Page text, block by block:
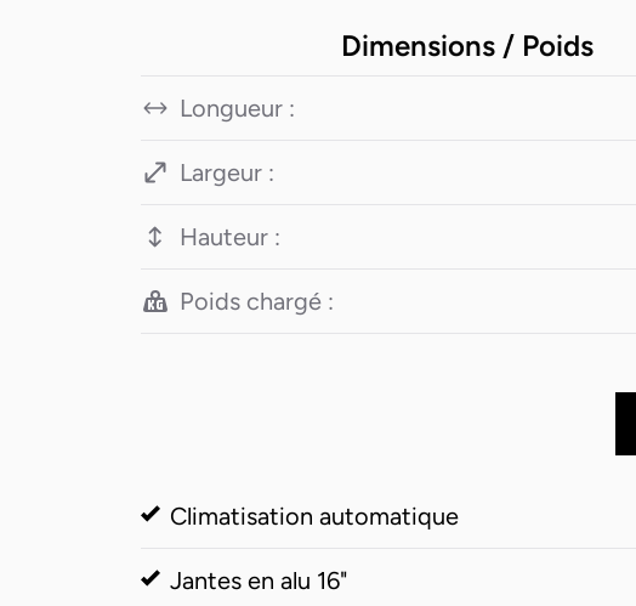
Dimensions / Poids
Longueur :
Largeur :
Hauteur :
Poids chargé :
Climatisation automatique
Jantes en alu 16"